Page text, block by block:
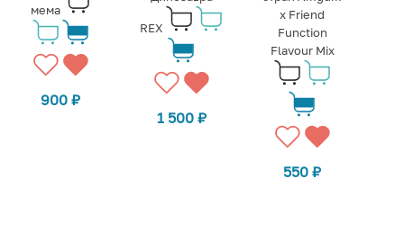
мема
900₽
REX
1 500 ₽
х Friend
Function
Flavour Mix
550₽